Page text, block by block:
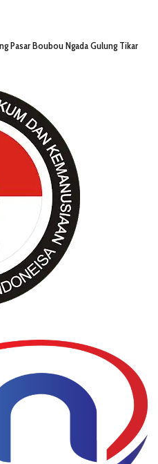
Pasar Boubou Ngada Gulung Tikar